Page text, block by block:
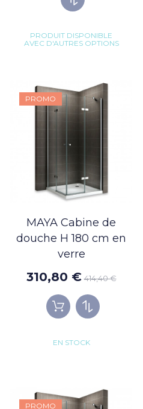
PRODUIT DISPONIBLE
AVEC D'AUTRES OPTIONS
PROMO
MAYA Cabine de
douche H 180 cm en
verre
310,80 € 414,40 €
EN STOCK
PROMO